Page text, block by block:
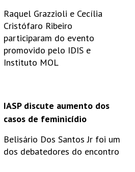
Raquel Grazzioli e Cecília
Cristófaro Ribeiro
participaram do evento
promovido pelo IDIS e
Instituto MOL
IASP discute aumento dos
casos de feminicídio
Belisário Dos Santos Jr foi um
dos debatedores do encontro